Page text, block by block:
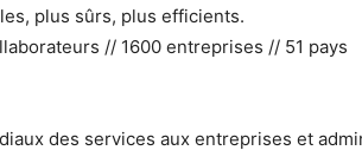
plus sûrs, plus efficients.
// 1600 entreprises // 51 pays
des services aux entreprises et